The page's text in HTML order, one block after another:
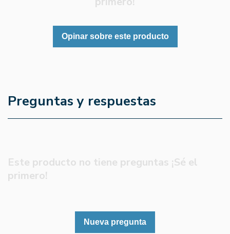
Opinar sobre este producto
Preguntas y respuestas
Este producto no tiene preguntas ¡Sé el
primero!
Nueva pregunta